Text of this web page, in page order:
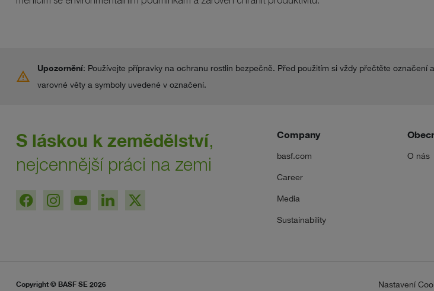
warning Upozornění: Používejte přípravky na ochranu rostlin bezpečně. Před použitím si vždy přečtěte označení
varovné věty a symboly uvedené v označení.
S láskou k zemědělství,
nejcennější práci na zemi
Company
basf.com
Career
Media
Sustainability
O nás
Copyright © BASF SE 2026 Nastavení